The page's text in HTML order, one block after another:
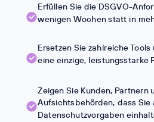
Erfüllen Sie die DSGVO-
wenigen Wochen statt in
Ersetzen Sie zahlreiche
eine einzige, leistungsstarke
Zeigen Sie Kunden, Partnern
Aufsichtsbehörden, dass Sie
Datenschutzvorgaben